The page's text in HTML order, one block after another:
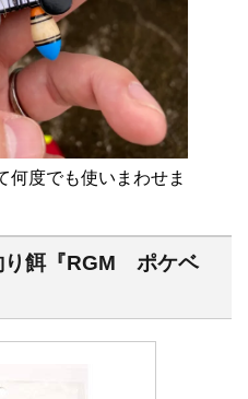
何度でも使いまわせま
り餌『RGM ポケベ